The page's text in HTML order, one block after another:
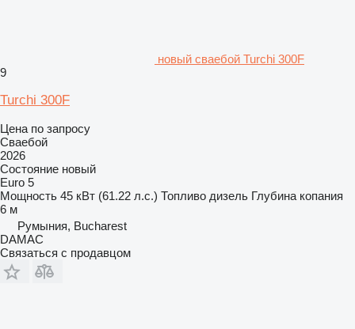
новый сваебой Turchi 300F
9
Turchi 300F
Цена по запросу
Сваебой
2026
Состояние новый
Euro 5
Мощность 45 кВт (61.22 л.с.) Топливо дизель Глубина копания
6 м
Румыния, Bucharest
DAMAC
Связаться с продавцом